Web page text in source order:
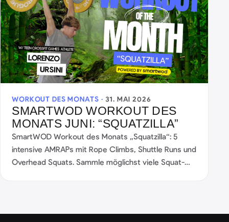
WORKOUT DES MONATS · 31. MAI 2026
SMARTWOD WORKOUT DES
MONATS JUNI: “SQUATZILLA”
SmartWOD Workout des Monats „Squatzilla“: 5
intensive AMRAPs mit Rope Climbs, Shuttle Runs und
Overhead Squats. Sammle möglichst viele Squat-